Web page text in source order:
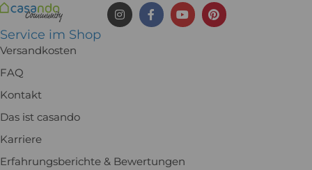
Service im Shop
Versandkosten
FAQ
Kontakt
Das ist casando
Karriere
Erfahrungsberichte & Bewertungen